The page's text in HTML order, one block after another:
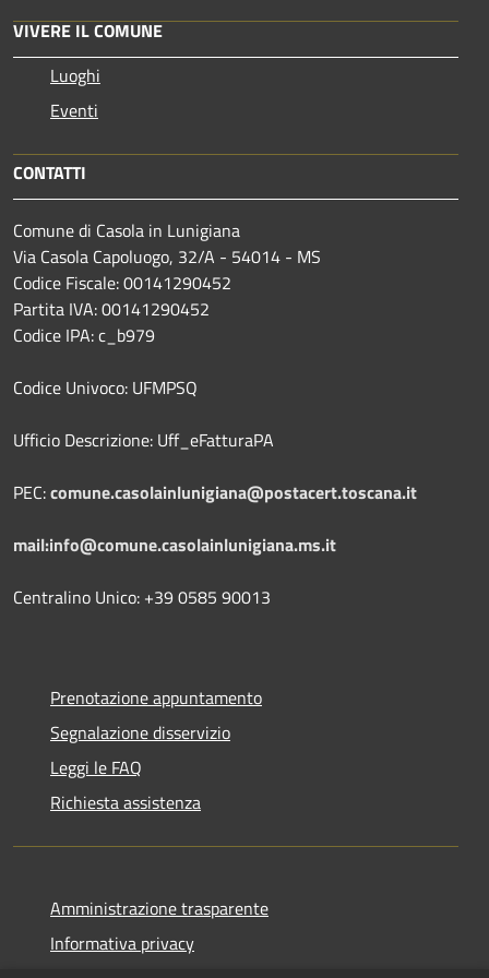
VIVERE IL COMUNE
Luoghi
Eventi
CONTATTI
Comune di Casola in Lunigiana
Via Casola Capoluogo, 32/A - 54014 - MS
Codice Fiscale: 00141290452
Partita IVA: 00141290452
Codice IPA: c_b979
Codice Univoco: UFMPSQ
Ufficio Descrizione: Uff_eFatturaPA
PEC:comune.casolainlunigiana@postacert.toscana.it
mail:info@comune.casolainlunigiana.ms.it
Centralino Unico: +39 0585 90013
Prenotazione appuntamento
Segnalazione disservizio
Leggi le FAQ
Richiesta assistenza
Amministrazione trasparente
Informativa privacy